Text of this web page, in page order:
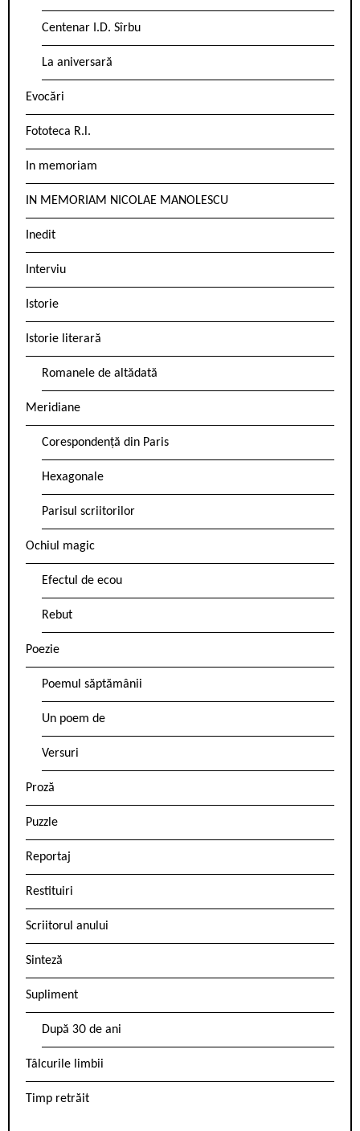
Centenar I.D. Sîrbu
La aniversară
Evocări
Fototeca R.l.
In memoriam
IN MEMORIAM NICOLAE MANOLESCU
Inedit
Interviu
Istorie
Istorie literară
Romanele de altădată
Meridiane
Corespondență din Paris
Hexagonale
Parisul scriitorilor
Ochiul magic
Efectul de ecou
Rebut
Poezie
Poemul săptămânii
Un poem de
Versuri
Proză
Puzzle
Reportaj
Restituiri
Scriitorul anului
Sinteză
Supliment
După 30 de ani
Tâlcurile limbii
Timp retrăit